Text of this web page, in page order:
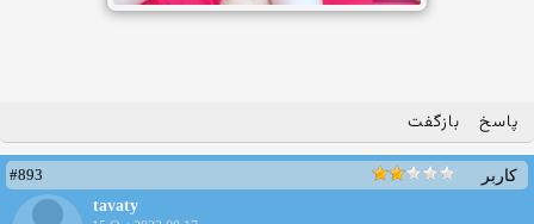
پاسخ بازگفت
کاربر
#893
tavaty